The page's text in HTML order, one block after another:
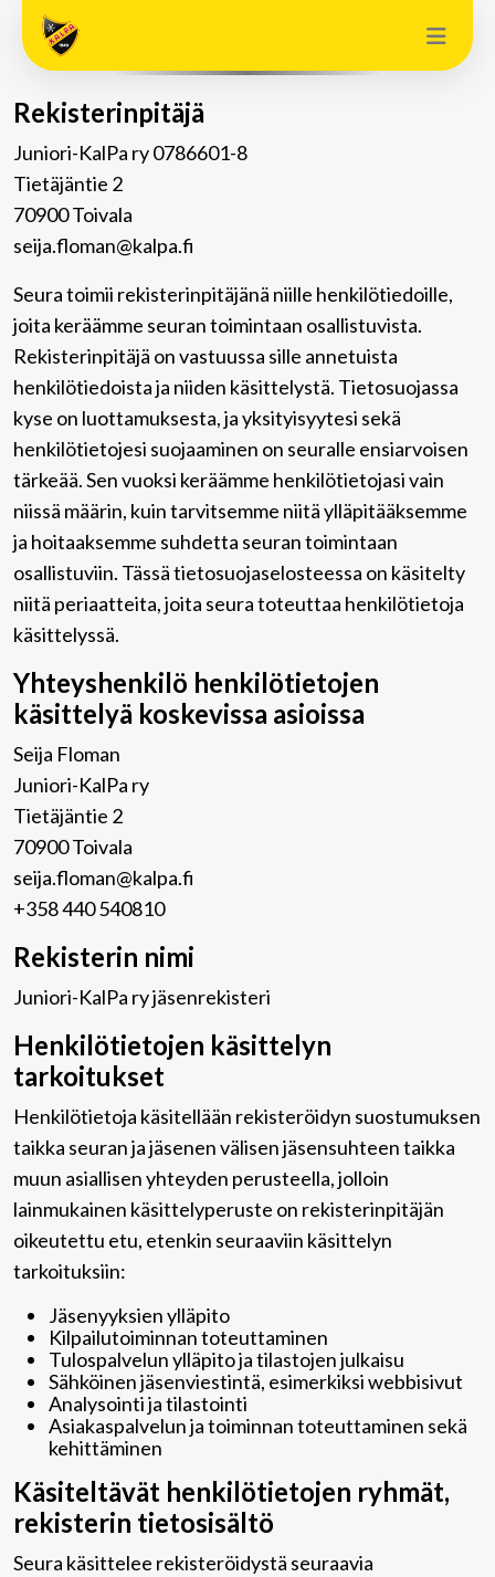
Rekisterinpitäjä
Juniori-KalPa ry 0786601-8
Tietäjäntie 2
70900 Toivala
seija.floman@kalpa.fi
Seura toimii rekisterinpitäjänä niille henkilötiedoille,
joita keräämme seuran toimintaan osallistuvista.
Rekisterinpitäjä on vastuussa sille annetuista
henkilötiedoista ja niiden käsittelystä. Tietosuojassa
kyse on luottamuksesta, ja yksityisyytesi sekä
henkilötietojesi suojaaminen on seuralle ensiarvoisen
tärkeää. Sen vuoksi keräämme henkilötietojasi vain
niissä määrin, kuin tarvitsemme niitä ylläpitääksemme
ja hoitaaksemme suhdetta seuran toimintaan
osallistuviin. Tässä tietosuojaselosteessa on käsitelty
niitä periaatteita, joita seura toteuttaa henkilötietoja
käsittelyssä.
Yhteyshenkilö henkilötietojen
käsittelyä koskevissa asioissa
Seija Floman
Juniori-KalPa ry
Tietäjäntie 2
70900 Toivala
seija.floman@kalpa.fi
+358 440 540810
Rekisterin nimi
Juniori-KalPa ry jäsenrekisteri
Henkilötietojen käsittelyn
tarkoitukset
Henkilötietoja käsitellään rekisteröidyn suostumuksen
taikka seuran ja jäsenen välisen jäsensuhteen taikka
muun asiallisen yhteyden perusteella, jolloin
lainmukainen käsittelyperuste on rekisterinpitäjän
oikeutettu etu, etenkin seuraaviin käsittelyn
tarkoituksiin:
Jäsenyyksien ylläpito
Kilpailutoiminnan toteuttaminen
Tulospalvelun ylläpito ja tilastojen julkaisu
Sähköinen jäsenviestintä, esimerkiksi webbisivut
Analysointi ja tilastointi
Asiakaspalvelun ja toiminnan toteuttaminen sekä
kehittäminen
Käsiteltävät henkilötietojen ryhmät,
rekisterin tietosisältö
Seura käsittelee rekisteröidystä seuraavia